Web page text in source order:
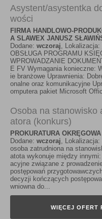
Asystent/asystentka
wości
FIRMA HANDLOWO-
A SLAWEX JANUSZ
Dodane: wczoraj , Lokalizacja:
OBSŁUGA PROGRAMU
WPROWADZANIE
E FV Wymagania konieczne:
ie branżowe Uprawnienia:
onalne oraz komunikacyjne
omputera pakiet Microsoft
Osoba na stanowisko
atora (konkurs)
PROKURATURA
Dodane: wczoraj , Lokalizacja:
osoba zatrudniona na
atota wykonuje między
acyjne związane z
postępowań
decyzji kończących
wniowna do...
WIĘCEJ OFERT